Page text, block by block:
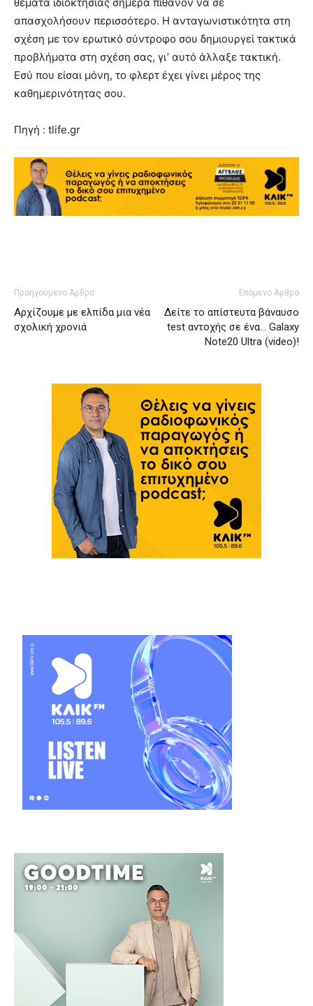
απασχολήσουν περισσότερο. Η ανταγωνιστικότητα στη
σχέση με τον ερωτικό σύντροφο σου δημιουργεί τακτικά
προβλήματα στη σχέση σας, γι’ αυτό άλλαξε τακτική.
Εσύ που είσαι μόνη, το φλερτ έχει γίνει μέρος της
καθημερινότητας σου.
Πηγή : tlife.gr
Προηγούμενο Άρθρο
Αρχίζουμε με ελπίδα μια νέα
σχολική χρονιά
Επόμενο Άρθρο
Δείτε το απίστευτα βάναυσο
test αντοχής σε ένα… Galaxy
Note20 Ultra (video)!